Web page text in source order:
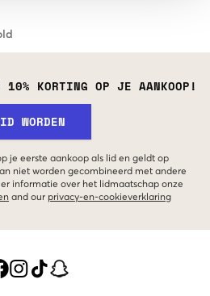
KORTING OP JE AANKOOP!
WORDEN
je eerste aankoop als lid en geldt op
niet worden gecombineerd met andere
informatie over het lidmaatschap onze
and our privacy-en-cookieverklaring